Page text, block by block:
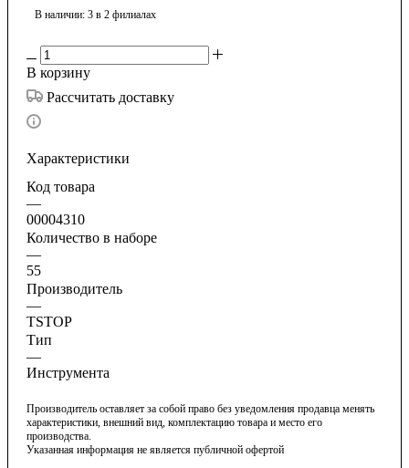
В наличии: 3 в 2 филиалах
В корзину
Рассчитать доставку
Характеристики
Код товара
—
00004310
Количество в наборе
—
55
Производитель
—
TSTOP
Тип
—
Инструмента
Производитель оставляет за собой право без уведомления продавца менять
характеристики, внешний вид, комплектацию товара и место его
производства.
Указанная информация не является публичной офертой